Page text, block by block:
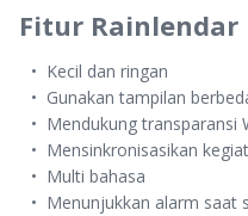
Fitur Rainlendar
Kecil dan ringan
Gunakan tampilan
Mendukung transparansi
Mensinkronisasikan
Multi bahasa
Menunjukkan alarm saat